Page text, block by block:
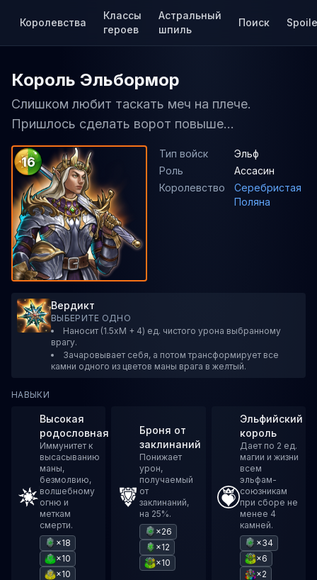
Королевства
Классы
героев
Астральный
шпиль
Поиск
Король Эльбормор
Слишком любит таскать меч на плече.
Пришлось сделать ворот повыше...
16
Тип войск
Эльф
Роль
Ассасин
Королевство
Серебристая
Поляна
Вердикт
ВЫБЕРИТЕ ОДНО
Наносит (1.5xM + 4) ед. чистого урона выбранному
врагу.
Зачаровывает себя, а потом трансформирует все
камни одного из цветов маны врага в желтый.
НАВЫКИ
Высокая
родословная
Иммунитет к
высасыванию
маны,
безмолвию,
волшебному
огню и
меткам
смерти.
×18
×10
×10
Броня от
заклинаний
Понижает
урон,
получаемый
от
заклинаний,
на 25%.
×26
×12
×10
Эльфийский
король
Дает по 2 ед.
магии и жизни
всем
эльфам-
союзникам
при сборе не
менее 4
камней.
×34
×6
×2